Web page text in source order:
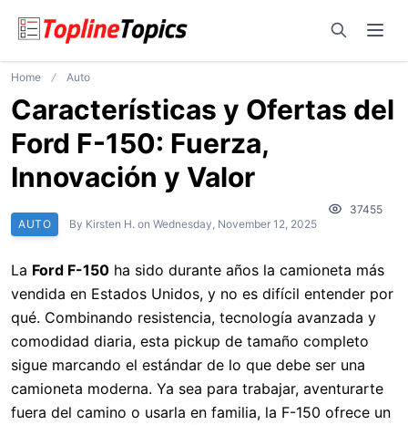
Open
Home Auto
Características y Ofertas del
Ford F-150: Fuerza,
Innovación y Valor
AUTO By Kirsten H. on Wednesday, November 12, 2025
37455
La Ford F-150 ha sido durante años la camioneta más
vendida en Estados Unidos, y no es difícil entender por
qué. Combinando resistencia, tecnología avanzada y
comodidad diaria, esta pickup de tamaño completo
sigue marcando el estándar de lo que debe ser una
camioneta moderna. Ya sea para trabajar, aventurarte
fuera del camino o usarla en familia, la F-150 ofrece un